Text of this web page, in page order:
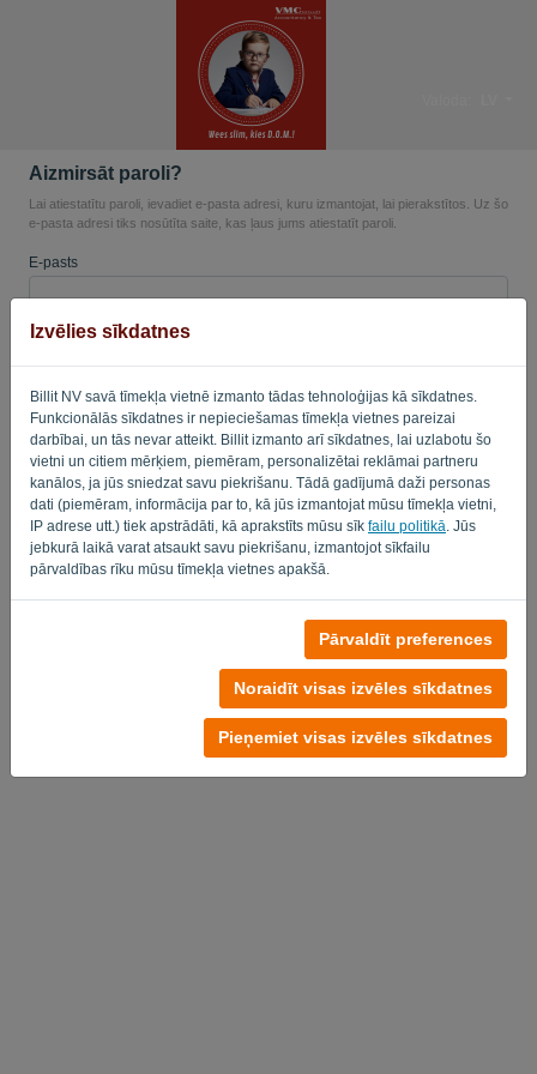
Izvēlies sīkdatnes
Billit NV savā tīmekļa vietnē izmanto tādas tehnoloģijas kā sīkdatnes.
Funkcionālās sīkdatnes ir nepieciešamas tīmekļa vietnes pareizai
darbībai, un tās nevar atteikt. Billit izmanto arī sīkdatnes, lai uzlabotu šo
vietni un citiem mērķiem, piemēram, personalizētai reklāmai partneru
kanālos, ja jūs sniedzat savu piekrišanu. Tādā gadījumā daži personas
dati (piemēram, informācija par to, kā jūs izmantojat mūsu tīmekļa vietni,
IP adrese utt.) tiek apstrādāti, kā aprakstīts mūsu sīk failu politikā . Jūs
jebkurā laikā varat atsaukt savu piekrišanu, izmantojot sīkfailu
pārvaldības rīku mūsu tīmekļa vietnes apakšā.
Pārvaldīt preferences
Noraidīt visas izvēles sīkdatnes
Pieņemiet visas izvēles sīkdatnes
Aizmirsāt paroli?
Lai atiestatītu paroli, ievadiet e-pasta adresi, kuru izmantojat, lai pierakstītos. Uz šo
e-pasta adresi tiks nosūtīta saite, kas ļaus jums atiestatīt paroli.
E-pasts
NOSŪTĪT SAITI
Atpakaļ uz pieteikšanos
Privacy Policy-Terms of Service.